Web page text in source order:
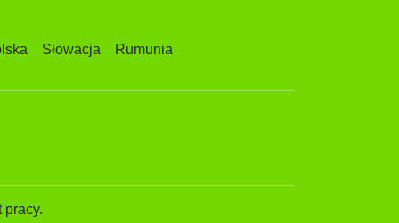
Słowacja Rumunia
pracy.